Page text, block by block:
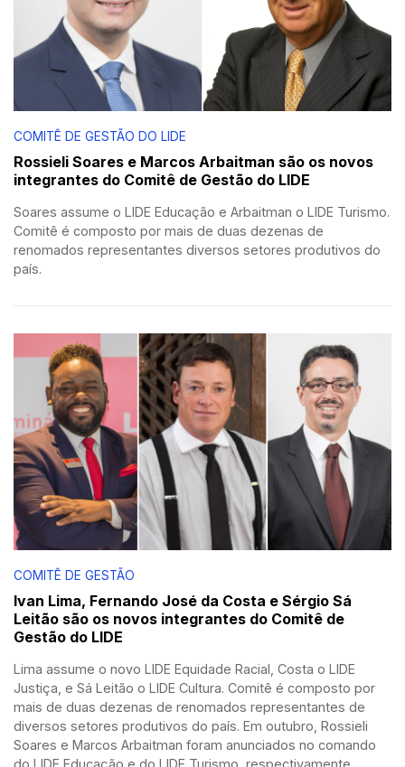
COMITÊ DE GESTÃO DO LIDE
Rossieli Soares e Marcos Arbaitman são os novos
integrantes do Comitê de Gestão do LIDE
Soares assume o LIDE Educação e Arbaitman o LIDE Turismo.
Comitê é composto por mais de duas dezenas de
renomados representantes diversos setores produtivos do
país.
COMITÊ DE GESTÃO
Ivan Lima, Fernando José da Costa e Sérgio Sá
Leitão são os novos integrantes do Comitê de
Gestão do LIDE
Lima assume o novo LIDE Equidade Racial, Costa o LIDE
Justiça, e Sá Leitão o LIDE Cultura. Comitê é composto por
mais de duas dezenas de renomados representantes de
diversos setores produtivos do país. Em outubro, Rossieli
Soares e Marcos Arbaitman foram anunciados no comando
do LIDE Educação e do LIDE Turismo, respectivamente.